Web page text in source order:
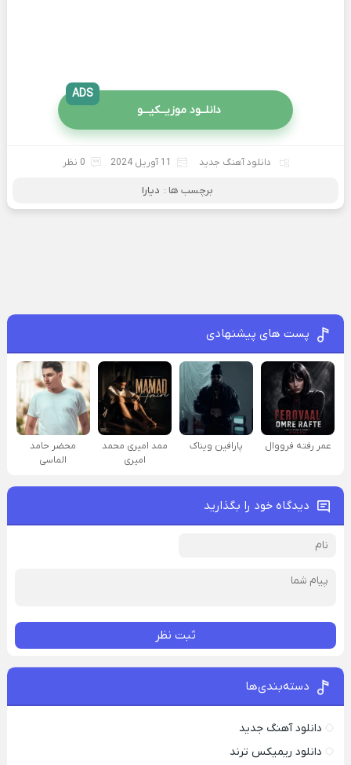
دانلــود موزیــکیـــو
ADS
دانلود آهنگ جدید 11 آوریل 2024 0 نظر
برچسب ها : دیارا
پست های پیشنهادی
عمر رفته فرووال پارافين ویناک
ممد امیری محمد
امیری
محضر حامد
الماسی
دیدگاه خود را بگذارید
ثبت نظر
دسته‌بندی‌ها
دانلود آهنگ جدید
دانلود ریمیکس ترند